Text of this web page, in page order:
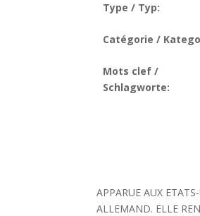
Type / Typ:
Catégorie /
Mots clef /
Schlagworte:
APPARUE AUX
ALLEMAND. ELLE